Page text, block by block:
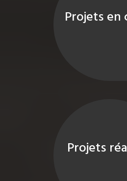
Projets en
Projets